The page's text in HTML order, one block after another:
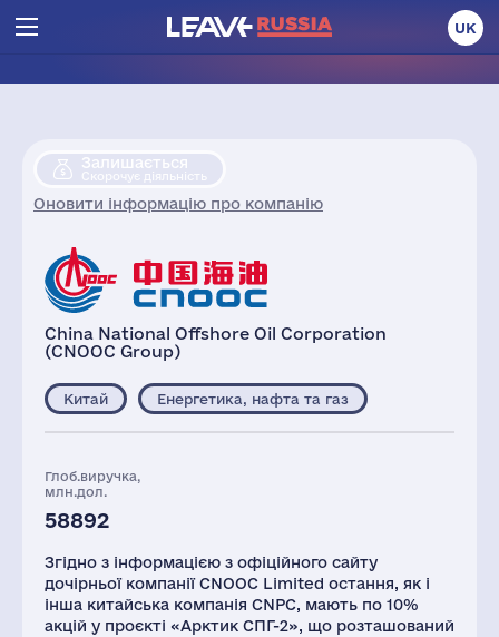
UK
Залишається
Скорочує діяльність
Оновити інформацію про компанію
China National Offshore Oil Corporation
(CNOOC Group)
Китай Енергетика, нафта та газ
Глоб.виручка,
млн.дол.
58892
Згідно з інформацією з офіційного сайту
дочірньої компанії CNOOC Limited остання, як і
інша китайська компанія CNPC, мають по 10%
акцій у проєкті «Арктик СПГ-2», що розташований